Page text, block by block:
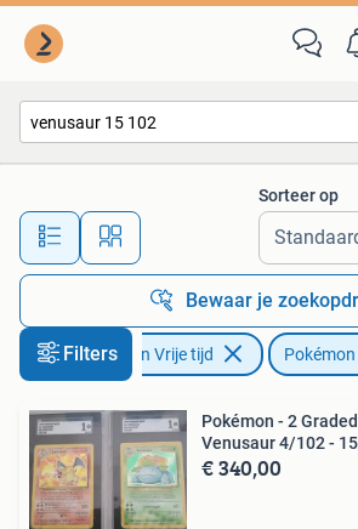
Alle afstanden…
Sorteer op
Bewaar je
Filters
Hobby en Vrije tijd Pokémon
Pokémon - 2
Venusaur 4/102 -
€ 340,00